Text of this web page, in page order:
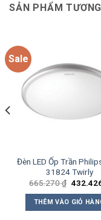
SẢN PHẨM
Sale
Đèn LED Ốp Trần
31824 Twirly
665.270₫ Giá
là:
665.270
THÊM VÀO GIỎ